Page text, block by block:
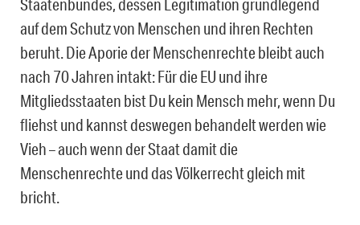
Staatenbundes, dessen Legitimation grundlegend
auf dem Schutz von Menschen und ihren Rechten
beruht. Die Aporie der Menschenrechte bleibt auch
nach 70 Jahren intakt: Für die EU und ihre
Mitgliedsstaaten bist Du kein Mensch mehr, wenn Du
fliehst und kannst deswegen behandelt werden wie
Vieh – auch wenn der Staat damit die
Menschenrechte und das Völkerrecht gleich mit
bricht.